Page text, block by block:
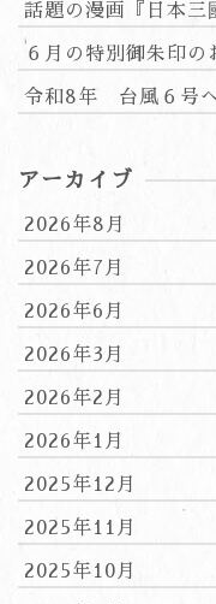
話題の漫画『日本三
６月の特別御朱印の
令和8年 台風６号
アーカイブ
2026年8月
2026年7月
2026年6月
2026年3月
2026年2月
2026年1月
2025年12月
2025年11月
2025年10月